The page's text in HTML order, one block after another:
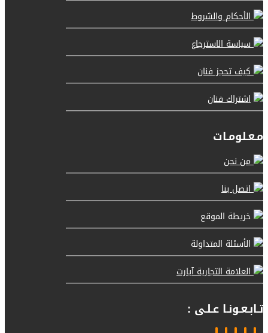
الأحكام والشروط
سياسة الاسترجاع
كيف تحجز فنان
اشتراك فنان
مـعـلومـات
من نحن
اتصل بنا
خريطة الموقع
الأسئلة المتداولة
العلامة التجارية آيارت
تـابـعـونـا عـلـى :